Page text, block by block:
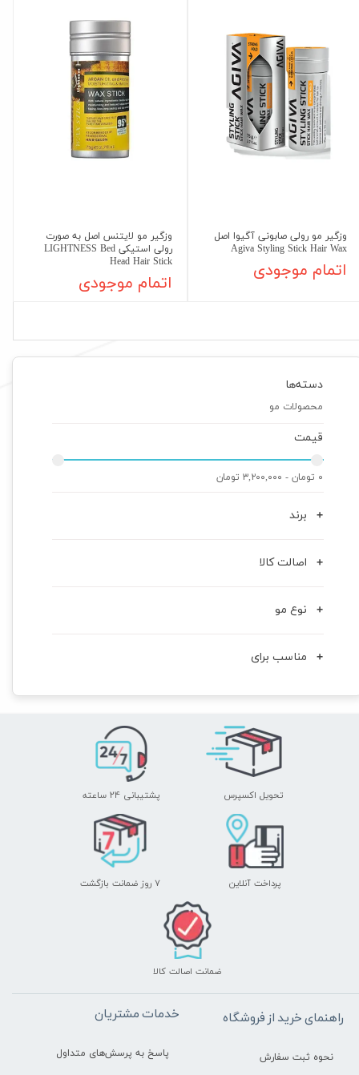
دسته‌ها
محصولات مو
قیمت
۰ تومان - ۳,۲۰۰,۰۰۰ تومان
برند
اصالت کالا
نوع مو
مناسب برای
وزگیر مو رولی صابونی آگیوا اصل
Agiva Styling Stick Hair Wax
اتمام موجودی
وزگیر مو لایتنس اصل به صورت
رولی استیکی LIGHTNESS Bed
Head Hair Stick
اتمام موجودی
تحویل اکسپرس پشتیبانی ۲۴ ساعته
پرداخت آنلاین ۷ روز ضمانت بازگشت
ضمانت اصالت کالا
راهنمای خرید از فروشگاه
نحوه ثبت سفارش
خدمات مشتریان
پاسخ به پرسش‌های متداول